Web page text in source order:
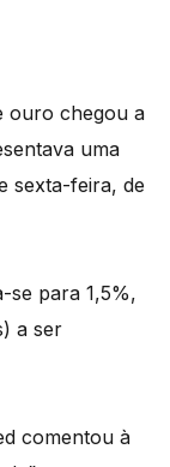
ouro chegou a
uma
sexta-feira, de
se para 1,5%,
a ser
comentou à